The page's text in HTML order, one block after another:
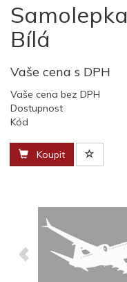
Bílá
Vaše cena s DPH
Vaše cena bez DPH
Dostupnost
Kód
Koupit